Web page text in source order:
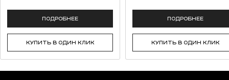
ПОДРОБНЕЕ
КУПИТЬ В ОДИН КЛИК
ПОДРОБНЕЕ
КУПИТЬ В ОДИН КЛИК